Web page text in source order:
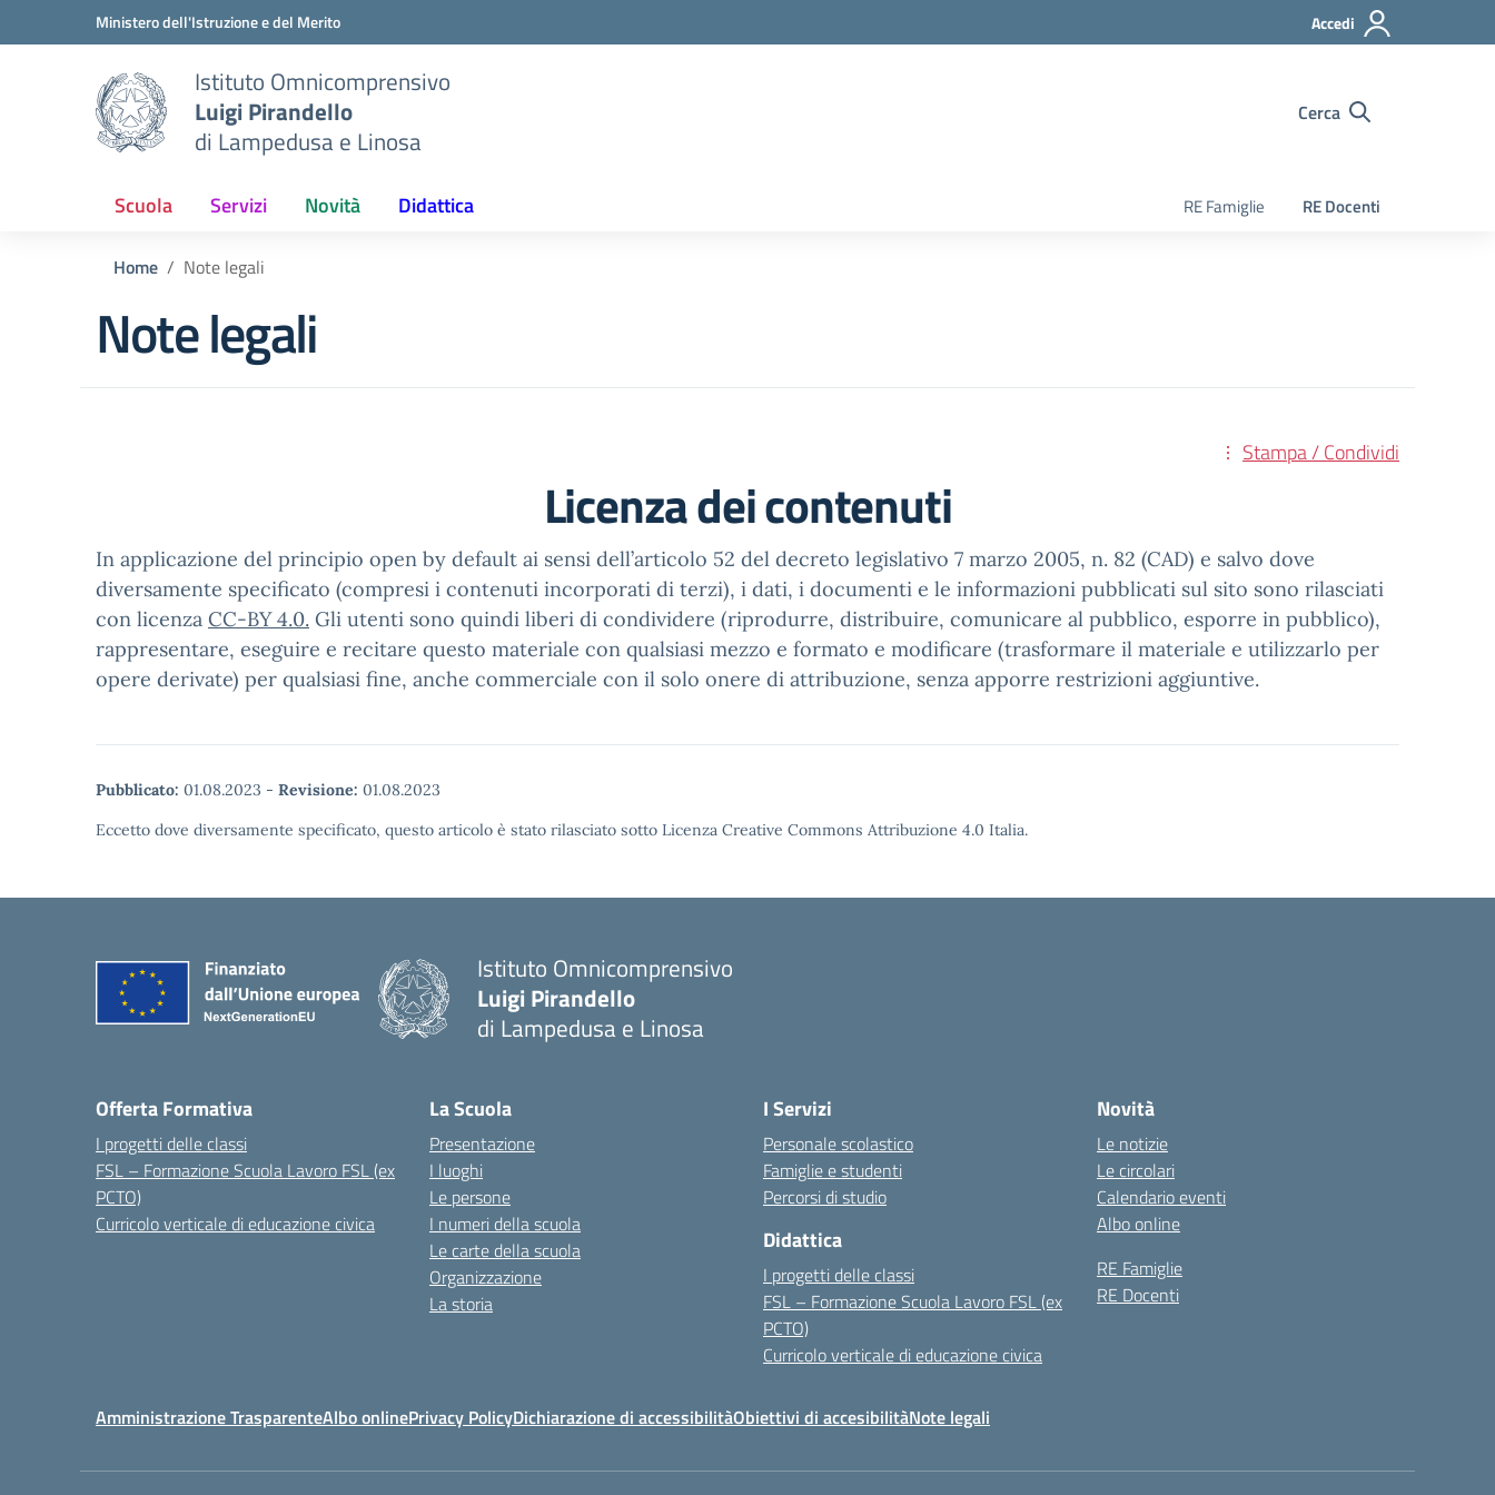
Vai ai contenuti
Vai al menu di navigazioneMinistero dell'Istruzione e del Merito Accedi
Istituto Omnicomprensivo
Luigi Pirandello
di Lampedusa e Linosa
Cerca
Scuola Servizi Novità Didattica RE Famiglie RE Docenti
Home Note legali
Note legali
Stampa / Condividi
Licenza dei contenuti
In applicazione del principio open by default ai sensi dell’articolo 52 del decreto legislativo 7 marzo 2005, n. 82 (CAD) e salvo dove
diversamente specificato (compresi i contenuti incorporati di terzi), i dati, i documenti e le informazioni pubblicati sul sito sono rilasciati
con licenza CC-BY 4.0. Gli utenti sono quindi liberi di condividere (riprodurre, distribuire, comunicare al pubblico, esporre in pubblico),
rappresentare, eseguire e recitare questo materiale con qualsiasi mezzo e formato e modificare (trasformare il materiale e utilizzarlo per
opere derivate) per qualsiasi fine, anche commerciale con il solo onere di attribuzione, senza apporre restrizioni aggiuntive.
Pubblicato: 01.08.2023 - Revisione: 01.08.2023
Eccetto dove diversamente specificato, questo articolo è stato rilasciato sotto Licenza Creative Commons Attribuzione 4.0 Italia.
Istituto Omnicomprensivo
Luigi Pirandello
di Lampedusa e Linosa
Offerta Formativa
I progetti delle classi
FSL – Formazione Scuola Lavoro FSL (ex
PCTO)
Curricolo verticale di educazione civica
La Scuola
Presentazione
I luoghi
Le persone
I numeri della scuola
Le carte della scuola
Organizzazione
La storia
I Servizi
Personale scolastico
Famiglie e studenti
Percorsi di studio
Didattica
I progetti delle classi
FSL – Formazione Scuola Lavoro FSL (ex
PCTO)
Curricolo verticale di educazione civica
Novità
Le notizie
Le circolari
Calendario eventi
Albo online
RE Famiglie
RE Docenti
Amministrazione TrasparenteAlbo onlinePrivacy PolicyDichiarazione di accessibilitàObiettivi di accesibilitàNote legali